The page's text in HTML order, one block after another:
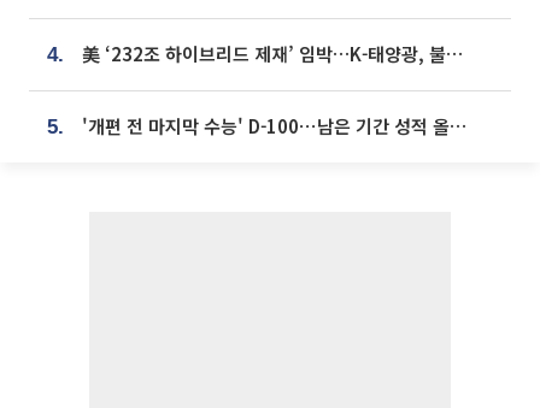
4. 美 ‘232조 하이브리드 제재’ 임박…K-태양광, 불확실성 털고 날개 다나
5. '개편 전 마지막 수능' D-100⋯남은 기간 성적 올릴 전략은